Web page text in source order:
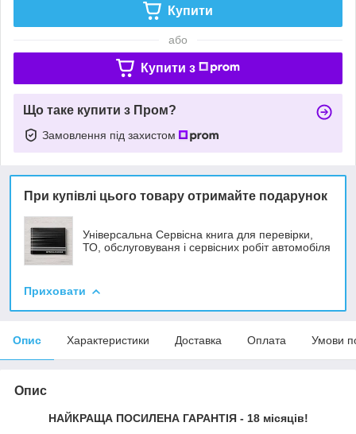
Купити
або
Купити з
Що таке купити з Пром?
Замовлення під захистом
При купівлі цього товару отримайте подарунок
Універсальна Сервісна книга для перевірки,
ТО, обслуговуваня і сервісних робіт автомобіля
Приховати
Опис Характеристики Доставка Оплата Умови
Опис
НАЙКРАЩА ПОСИЛЕНА ГАРАНТІЯ - 18 місяців!